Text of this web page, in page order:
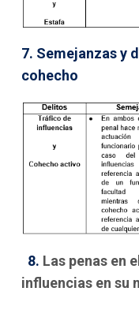
7. Semejanzas y
cohecho
8. Las penas en
influencias en su